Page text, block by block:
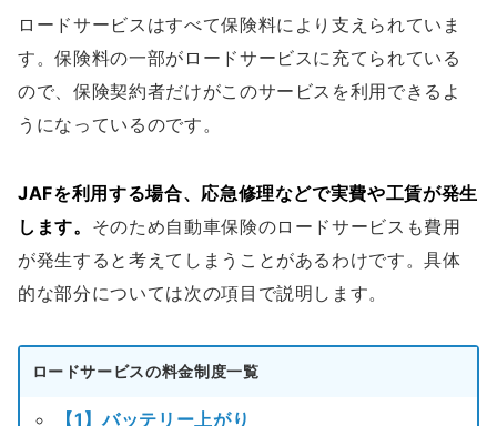
ロードサービスはすべて保険料により支えられていま
す。保険料の一部がロードサービスに充てられている
ので、保険契約者だけがこのサービスを利用できるよ
うになっているのです。
JAFを利用する場合、応急修理などで実費や工賃が発生
します。 そのため自動車保険のロードサービスも費用
が発生すると考えてしまうことがあるわけです。具体
的な部分については次の項目で説明します。
ロードサービスの料金制度一覧
【1】バッテリー上がり